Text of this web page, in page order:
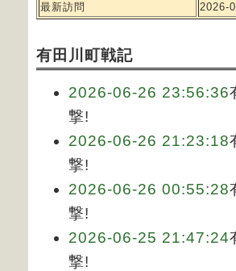
最新訪問
2026-
有田川町戦記
2026-06-26 23:56:36
撃!
2026-06-26 21:23:18
撃!
2026-06-26 00:55:28
撃!
2026-06-25 21:47:24
撃!